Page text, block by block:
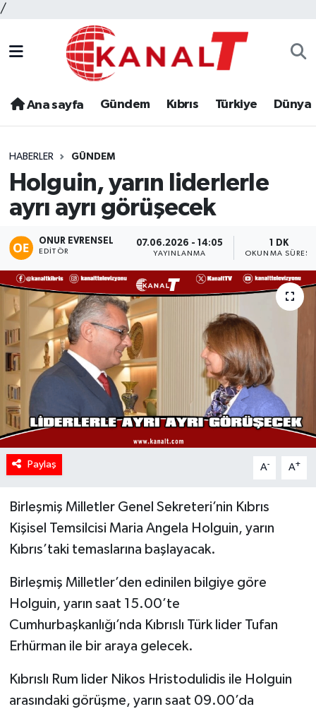
/
Ana sayfa Gündem Kıbrıs Türkiye Dünya
HABERLER GÜNDEM
Holguin, yarın liderlerle
ayrı ayrı görüşecek
ONUR EVRENSEL
EDITÖR
07.06.2026 - 14:05
YAYINLANMA
1 DK
OKUNMA SÜRESI
Paylaş A- A+
Birleşmiş Milletler Genel Sekreteri’nin Kıbrıs
Kişisel Temsilcisi Maria Angela Holguin, yarın
Kıbrıs’taki temaslarına başlayacak.
Birleşmiş Milletler’den edinilen bilgiye göre
Holguin, yarın saat 15.00’te
Cumhurbaşkanlığı’nda Kıbrıslı Türk lider Tufan
Erhürman ile bir araya gelecek.
Kıbrıslı Rum lider Nikos Hristodulidis ile Holguin
arasındaki görüşme, yarın saat 09.00’da